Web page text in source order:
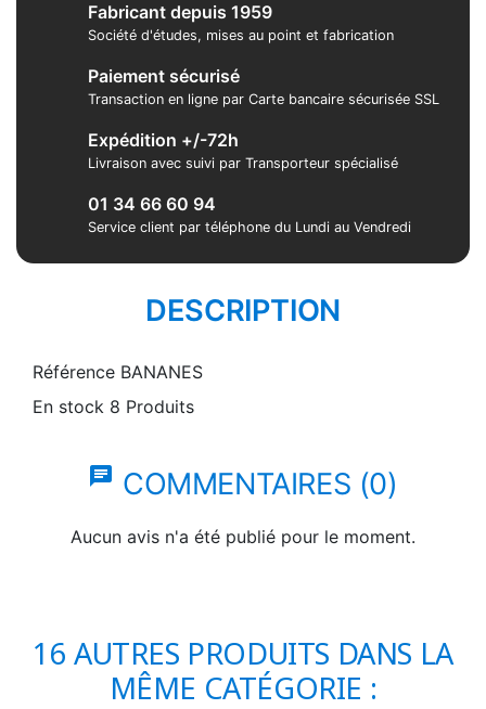
Fabricant depuis 1959
Société d'études, mises au point et fabrication
Paiement sécurisé
Transaction en ligne par Carte bancaire sécurisée SSL
Expédition +/-72h
Livraison avec suivi par Transporteur spécialisé
01 34 66 60 94
Service client par téléphone du Lundi au Vendredi
DESCRIPTION
Référence BANANES
En stock 8 Produits
chat COMMENTAIRES (0)
Aucun avis n'a été publié pour le moment.
16 AUTRES PRODUITS DANS LA
MÊME CATÉGORIE :